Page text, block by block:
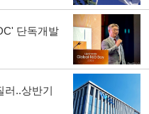
단독개발
러..상반기